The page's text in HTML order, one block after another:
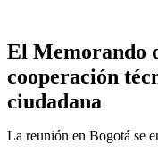
El Memorando
cooperación
ciudadana
La reunión en Bogotá se